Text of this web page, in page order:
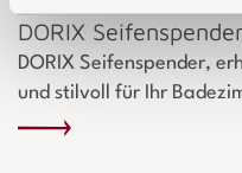
DORIX Seifenspender
DORIX Seifenspender,
und stilvoll für Ihr